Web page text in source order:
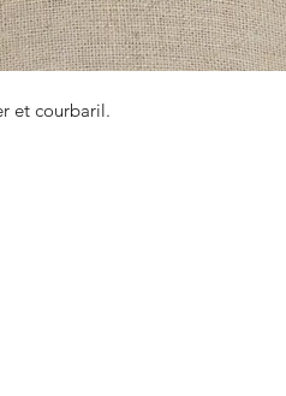
et courbaril.